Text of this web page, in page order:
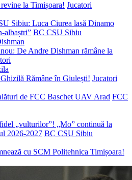
la Timișoara! Jucatori
Sibiu: Luca Ciurea lasă Dinamo
albaștri” BC CSU Sibiu
De Andre Dishman rămâne la
Rămâne în Giulești! Jucatori
de FCC Baschet UAV Arad FCC
„vulturilor”! „Mo” continuă la
2026-2027 BC CSU Sibiu
cu SCM Politehnica Timișoara!